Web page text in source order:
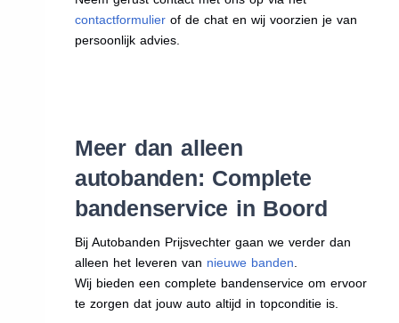
contactformulierof de chat en wij voorzien je van
persoonlijk advies.
Meer dan alleen
autobanden: Complete
bandenservice in Boord
Bij Autobanden Prijsvechter gaan we verder dan
alleen het leveren van nieuwe banden.
Wij bieden een complete bandenservice om ervoor
te zorgen dat jouw auto altijd in topconditie is.